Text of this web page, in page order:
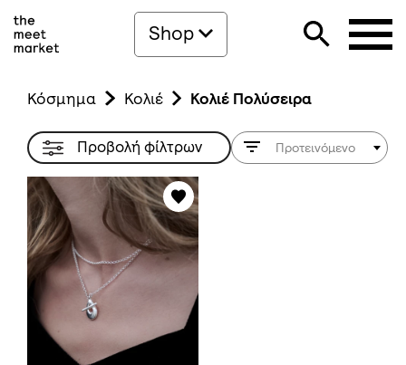
Shop
Κόσμημα Κολιέ Κολιέ Πολύσειρα
Προβολή φίλτρων Προτεινόμενο